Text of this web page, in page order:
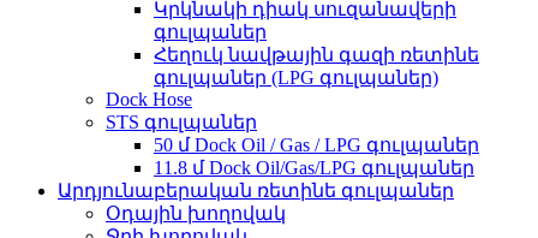
Կրկնակի դիակ սուզանավերի
գուլպաներ
Հեղուկ նավթային գազի ռետինե
գուլպաներ (LPG գուլպաներ)
Dock Hose
STS գուլպաներ
50 մ Dock Oil / Gas / LPG գուլպաներ
11.8 մ Dock Oil/Gas/LPG գուլպաներ
Արդյունաբերական ռետինե գուլպաներ
Օդային խողովակ